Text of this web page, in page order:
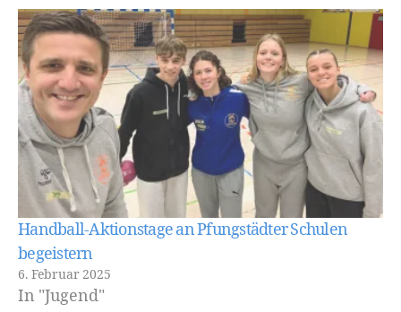
Handball-Aktionstage an Pfungstädter Schulen
begeistern
6. Februar 2025
In "Jugend"